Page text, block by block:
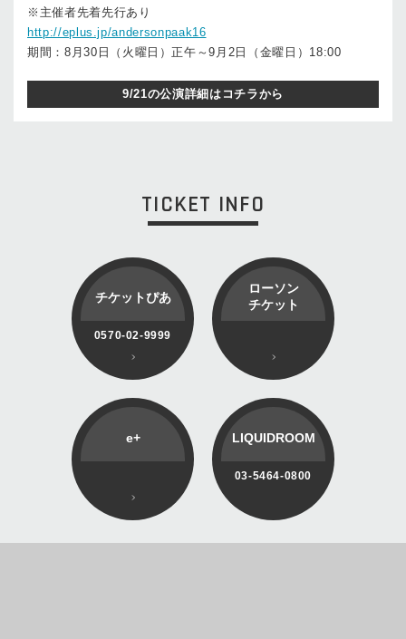
※主催者先着先行あり
http://eplus.jp/andersonpaak16
期間：8月30日（火曜日）正午～9月2日（金曜日）18:00
9/21の公演詳細はコチラから
TICKET INFO
チケットぴあ
0570-02-9999
ローソン
チケット
e+ LIQUIDROOM
03-5464-0800